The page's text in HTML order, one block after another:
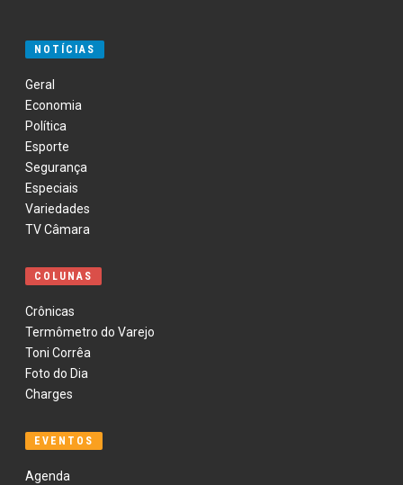
NOTÍCIAS
Geral
Economia
Política
Esporte
Segurança
Especiais
Variedades
TV Câmara
COLUNAS
Crônicas
Termômetro do Varejo
Toni Corrêa
Foto do Dia
Charges
EVENTOS
Agenda